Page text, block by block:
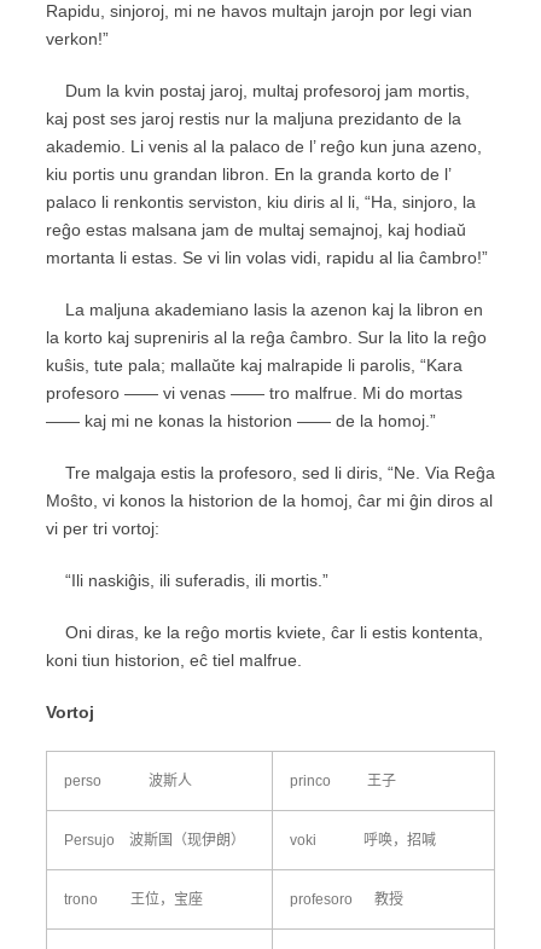
Rapidu, sinjoroj, mi ne havos multajn jarojn por legi vian
verkon!”
Dum la kvin postaj jaroj, multaj profesoroj jam mortis,
kaj post ses jaroj restis nur la maljuna prezidanto de la
akademio. Li venis al la palaco de l’ reĝo kun juna azeno,
kiu portis unu grandan libron. En la granda korto de l’
palaco li renkontis serviston, kiu diris al li, “Ha, sinjoro, la
reĝo estas malsana jam de multaj semajnoj, kaj hodiaŭ
mortanta li estas. Se vi lin volas vidi, rapidu al lia ĉambro!”
La maljuna akademiano lasis la azenon kaj la libron en
la korto kaj supreniris al la reĝa ĉambro. Sur la lito la reĝo
kuŝis, tute pala; mallaŭte kaj malrapide li parolis, “Kara
profesoro —— vi venas —— tro malfrue. Mi do mortas
—— kaj mi ne konas la historion —— de la homoj.”
Tre malgaja estis la profesoro, sed li diris, “Ne. Via Reĝa
Moŝto, vi konos la historion de la homoj, ĉar mi ĝin diros al
vi per tri vortoj:
“Ili naskiĝis, ili suferadis, ili mortis.”
Oni diras, ke la reĝo mortis kviete, ĉar li estis kontenta,
koni tiun historion, eĉ tiel malfrue.
Vortoj
perso 波斯人 princo 王子
Persujo 波斯国（现伊朗） voki 呼唤，招喊
trono 王位，宝座 profesoro 教授